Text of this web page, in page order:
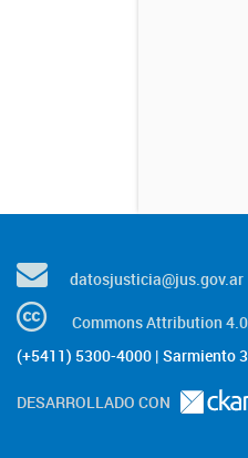
datosjusticia@jus.gov.ar
Commons Attribution
(+5411) 5300-4000 | Sarmiento
DESARROLLADO CON